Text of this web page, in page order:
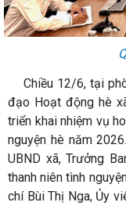
Chiều 12/6, tại
đạo Hoạt động hè
triển khai nhiệm vụ
nguyện hè năm
UBND xã, Trưởng
thanh niên tình
chí Bùi Thị Nga, Ủy